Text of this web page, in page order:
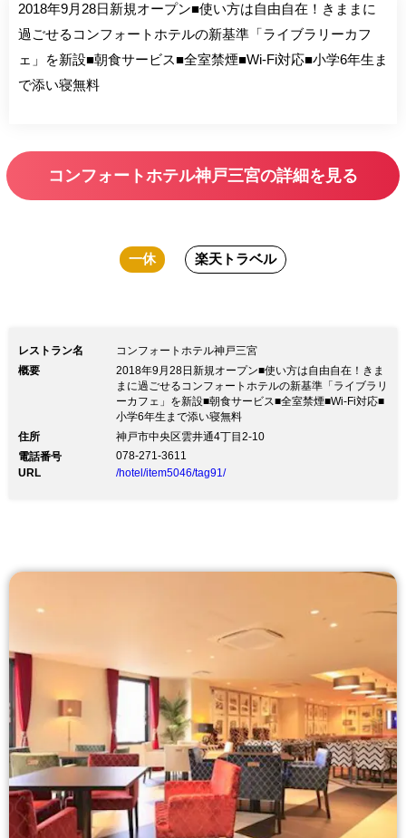
2018年9月28日新規オープン■使い方は自由自在！きままに
過ごせるコンフォートホテルの新基準「ライブラリーカフ
ェ」を新設■朝食サービス■全室禁煙■Wi-Fi対応■小学6年生ま
で添い寝無料
コンフォートホテル神戸三宮の詳細を見る
一休 楽天トラベル
レストラン名
コンフォートホテル神戸三宮
概要
2018年9月28日新規オープン■使い方は自由自在！きま
まに過ごせるコンフォートホテルの新基準「ライブラリ
ーカフェ」を新設■朝食サービス■全室禁煙■Wi-Fi対応■
小学6年生まで添い寝無料
住所
神戸市中央区雲井通4丁目2-10
電話番号
078-271-3611
URL
/hotel/item5046/tag91/